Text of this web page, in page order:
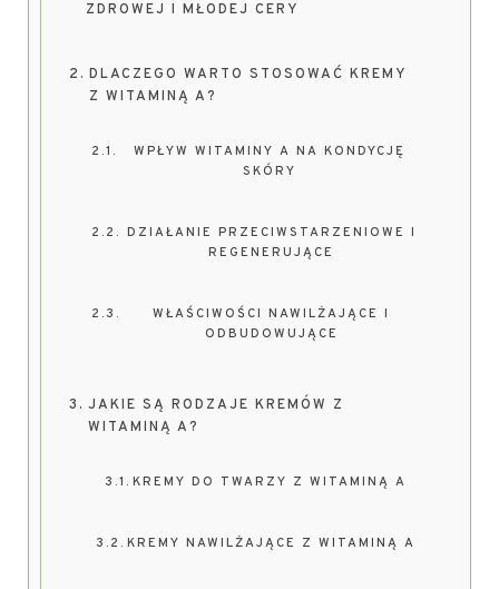
ZDROWEJ I MŁODEJ CERY
DLACZEGO WARTO STOSOWAĆ KREMY
Z WITAMINĄ A?
WPŁYW WITAMINY A NA KONDYCJĘ
SKÓRY
DZIAŁANIE PRZECIWSTARZENIOWE I
REGENERUJĄCE
WŁAŚCIWOŚCI NAWILŻAJĄCE I
ODBUDOWUJĄCE
JAKIE SĄ RODZAJE KREMÓW Z
WITAMINĄ A?
KREMY DO TWARZY Z WITAMINĄ A
KREMY NAWILŻAJĄCE Z WITAMINĄ A